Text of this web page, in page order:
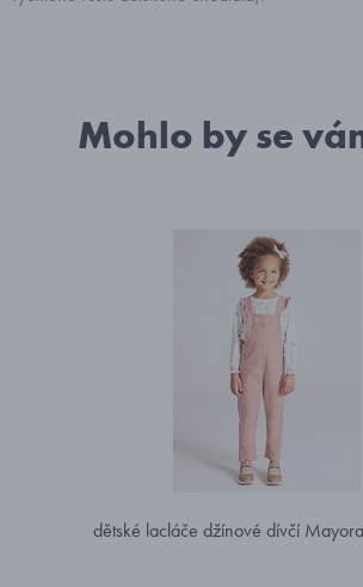
Mohlo by se
dětské lacláče džínové dívčí